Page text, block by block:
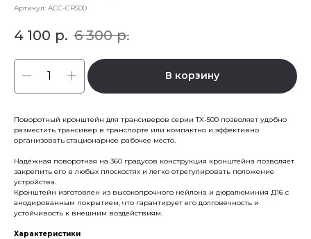
Артикул: ACC-CR500
4 100 р. 6 300 р.
В корзину
Поворотный кронштейн для трансиверов серии TX-500 позволяет удобно
разместить трансивер в транспорте или компактно и эффективно
организовать стационарное рабочее место.
Надёжная поворотная на 360 градусов конструкция кронштейна позволяет
закрепить его в любых плоскостях и легко отрегулировать положение
устройства.
Кронштейн изготовлен из высокопрочного нейлона и дюралюминия Д16 с
анодированным покрытием, что гарантирует его долговечность и
устойчивость к внешним воздействиям.
Характеристики